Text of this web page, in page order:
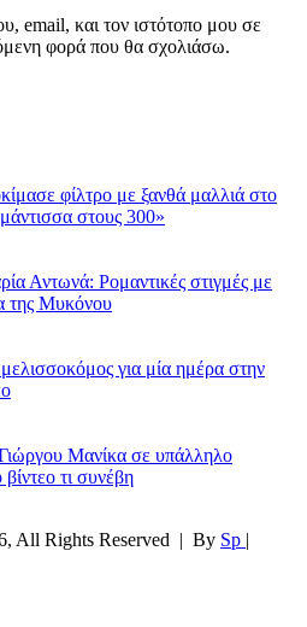
email, και τον ιστότοπο μου σε
φορά που θα σχολιάσω.
φίλτρο με ξανθά μαλλιά στο
στους 300»
Αντωνά: Ρομαντικές στιγμές με
της Μυκόνου
για μία ημέρα στην
Μανίκα σε υπάλληλο
τι συνέβη
All Rights Reserved | By Sp |